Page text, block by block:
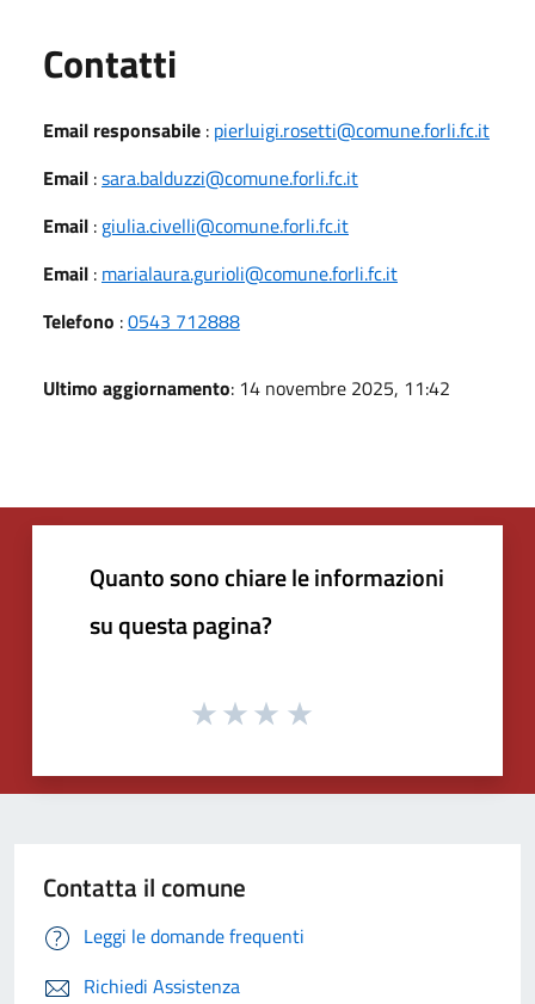
Contatti
Email responsabile : pierluigi.rosetti@comune.forli.fc.it
Email :sara.balduzzi@comune.forli.fc.it
Email : giulia.civelli@comune.forli.fc.it
Email : marialaura.gurioli@comune.forli.fc.it
Telefono :0543 712888
Ultimo aggiornamento: 14 novembre 2025, 11:42
Quanto sono chiare le informazioni
su questa pagina?
Contatta il comune
Leggi le domande frequenti
Richiedi Assistenza